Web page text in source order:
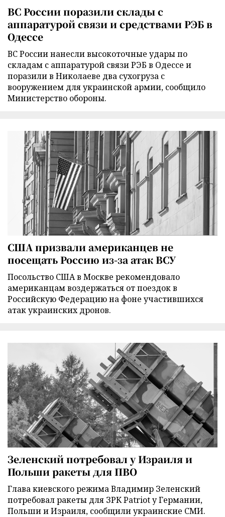
ВС России поразили склады с
аппаратурой связи и средствами РЭБ в
Одессе
ВС России нанесли высокоточные удары по
складам с аппаратурой связи РЭБ в Одессе и
поразили в Николаеве два сухогруза с
вооружением для украинской армии, сообщило
Министерство обороны.
США призвали американцев не
посещать Россию из-за атак ВСУ
Посольство США в Москве рекомендовало
американцам воздержаться от поездок в
Российскую Федерацию на фоне участившихся
атак украинских дронов.
Зеленский потребовал у Израиля и
Польши ракеты для ПВО
Глава киевского режима Владимир Зеленский
потребовал ракеты для ЗРК Patriot у Германии,
Польши и Израиля, сообщили украинские СМИ.